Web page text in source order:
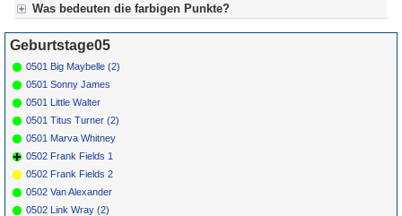
Was bedeuten die farbigen Punkte?
Für Axel's Tageskalender:
Grün = Kurzgeschichte
Grün! = fachlich bestimmt spannend, nicht verpassen!
Grün+ = Stundenbeitrag
Gelb = Kurzgeschichten oder Stundensendungen in Arbeit
Blau = Beschreibungstext (beschreibender Text)
Geburtstage05
0501 Big Maybelle (2)
0501 Sonny James
0501 Little Walter
0501 Titus Turner (2)
0501 Marva Whitney
0502 Frank Fields 1
0502 Frank Fields 2
0502 Van Alexander
0502 Link Wray (2)